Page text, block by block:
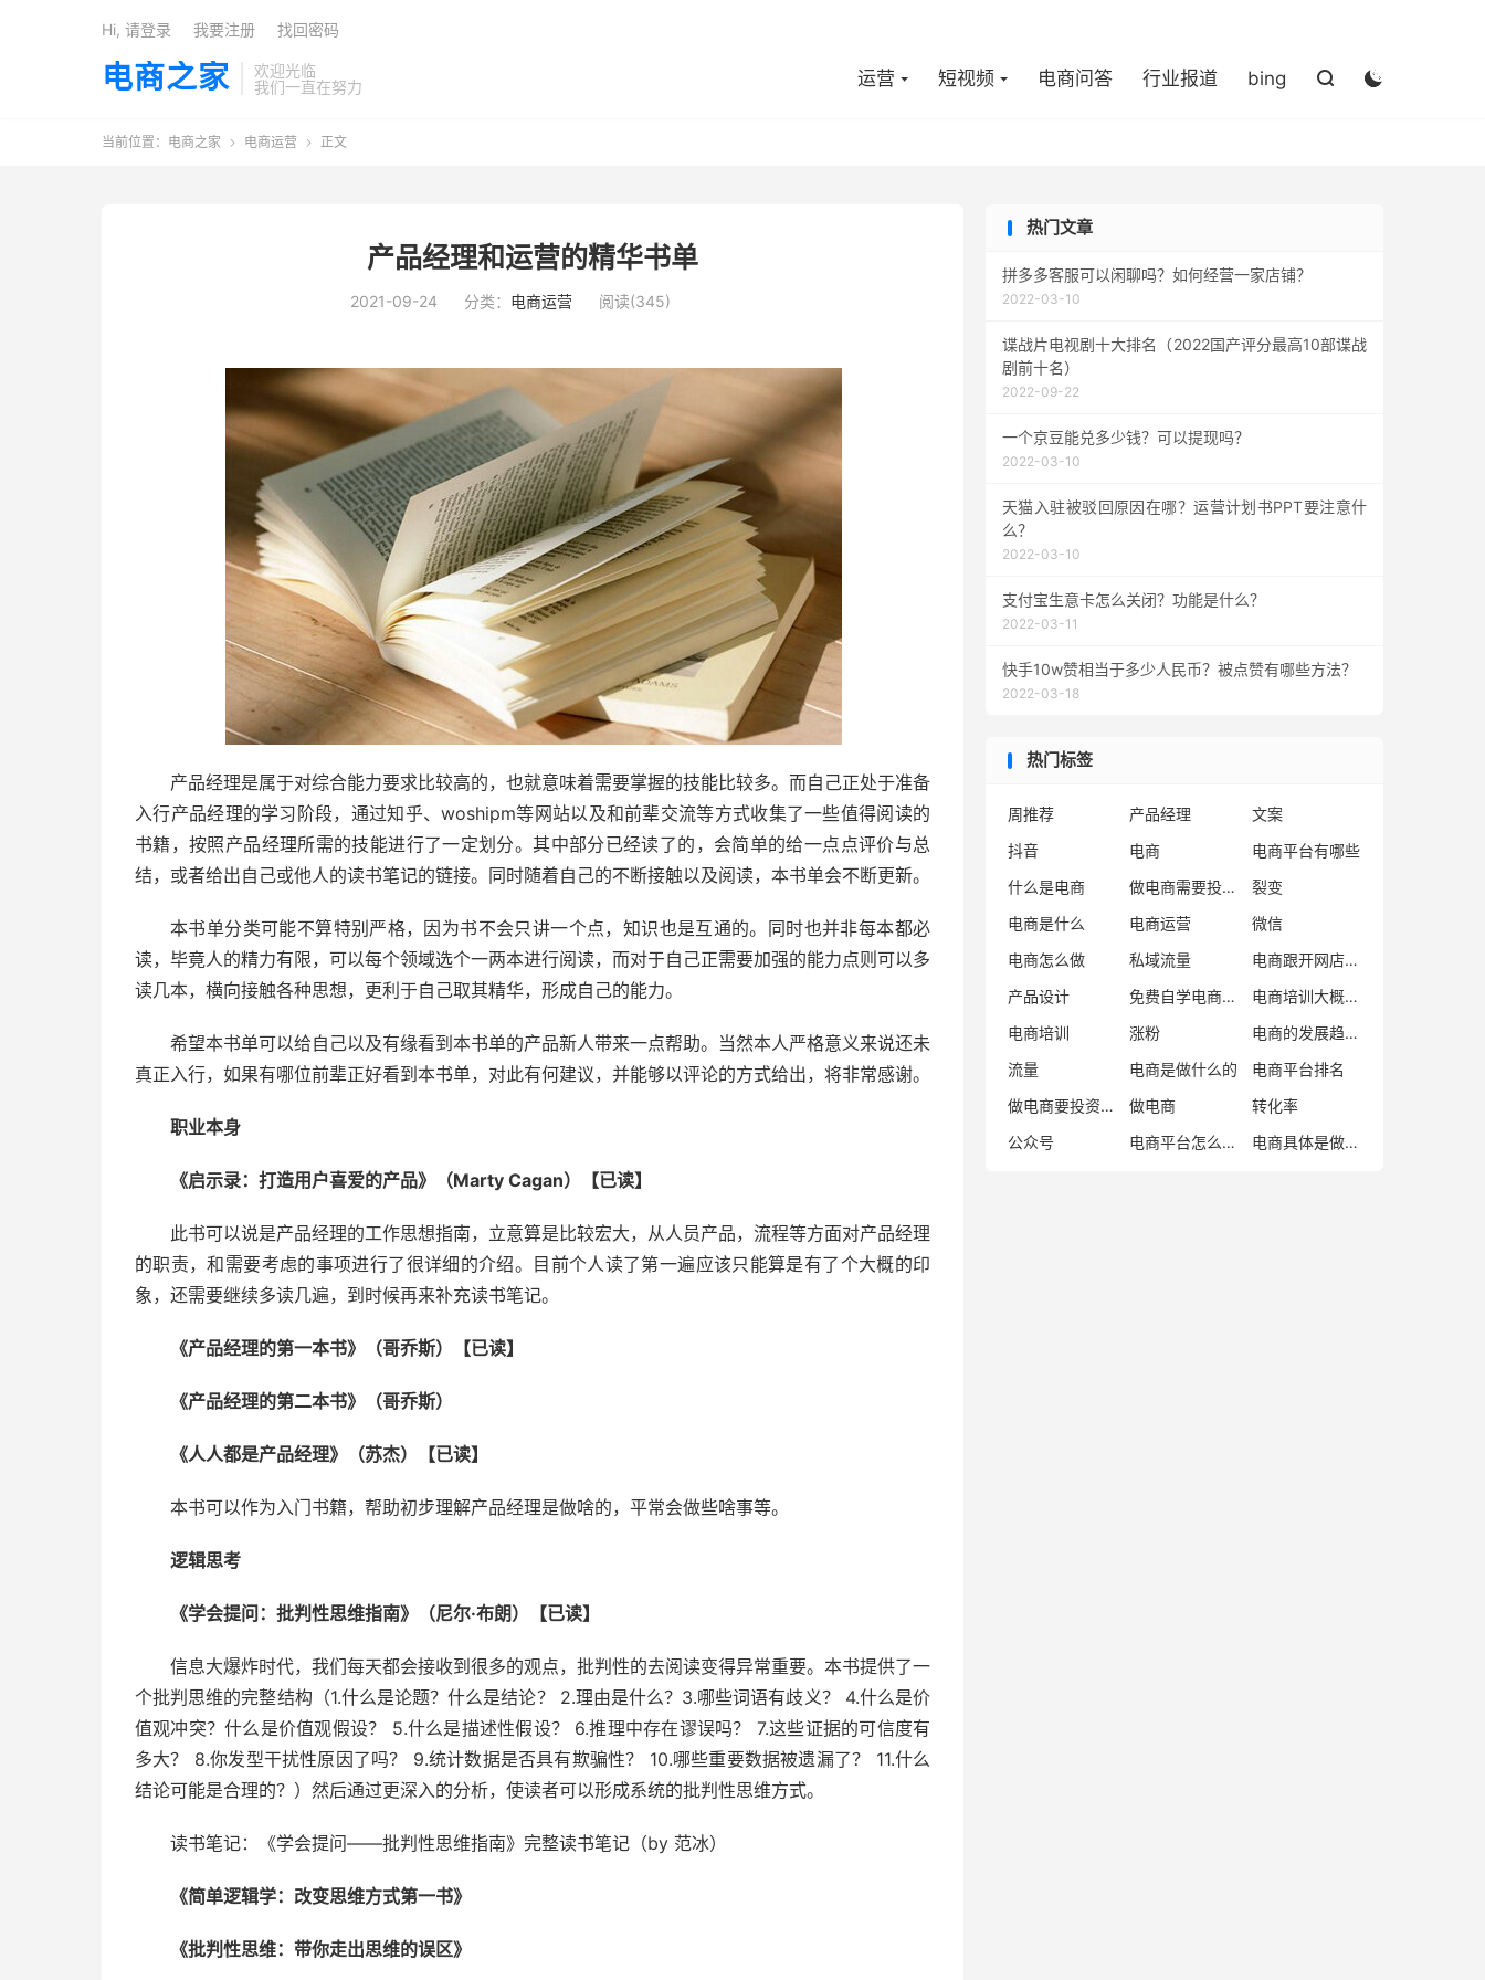
电商之家
欢迎光临
我们一直在努力
运营 短视频 电商问答 行业报道 bing  
Hi, 请登录 我要注册 找回密码
当前位置： 电商之家  电商运营  正文
产品经理和运营的精华书单
2021-09-24 分类： 电商运营 阅读(345)
产品经理是属于对综合能力要求比较高的，也就意味着需要掌握的技能比较多。而自己正处于准备
入行产品经理的学习阶段，通过知乎、woshipm等网站以及和前辈交流等方式收集了一些值得阅读的
书籍，按照产品经理所需的技能进行了一定划分。其中部分已经读了的，会简单的给一点点评价与总
结，或者给出自己或他人的读书笔记的链接。同时随着自己的不断接触以及阅读，本书单会不断更新。
本书单分类可能不算特别严格，因为书不会只讲一个点，知识也是互通的。同时也并非每本都必
读，毕竟人的精力有限，可以每个领域选个一两本进行阅读，而对于自己正需要加强的能力点则可以多
读几本，横向接触各种思想，更利于自己取其精华，形成自己的能力。
希望本书单可以给自己以及有缘看到本书单的产品新人带来一点帮助。当然本人严格意义来说还未
真正入行，如果有哪位前辈正好看到本书单，对此有何建议，并能够以评论的方式给出，将非常感谢。
职业本身
《启示录：打造用户喜爱的产品》（Marty Cagan）【已读】
此书可以说是产品经理的工作思想指南，立意算是比较宏大，从人员产品，流程等方面对产品经理
的职责，和需要考虑的事项进行了很详细的介绍。目前个人读了第一遍应该只能算是有了个大概的印
象，还需要继续多读几遍，到时候再来补充读书笔记。
《产品经理的第一本书》（哥乔斯）【已读】
《产品经理的第二本书》（哥乔斯）
《人人都是产品经理》（苏杰）【已读】
本书可以作为入门书籍，帮助初步理解产品经理是做啥的，平常会做些啥事等。
逻辑思考
《学会提问：批判性思维指南》（尼尔·布朗）【已读】
信息大爆炸时代，我们每天都会接收到很多的观点，批判性的去阅读变得异常重要。本书提供了一
个批判思维的完整结构（1.什么是论题？什么是结论？ 2.理由是什么？3.哪些词语有歧义？ 4.什么是价
值观冲突？什么是价值观假设？ 5.什么是描述性假设？ 6.推理中存在谬误吗？ 7.这些证据的可信度有
多大？ 8.你发型干扰性原因了吗？ 9.统计数据是否具有欺骗性？ 10.哪些重要数据被遗漏了？ 11.什么
结论可能是合理的？）然后通过更深入的分析，使读者可以形成系统的批判性思维方式。
读书笔记：《学会提问——批判性思维指南》完整读书笔记（by 范冰）
《简单逻辑学：改变思维方式第一书》
《批判性思维：带你走出思维的误区》
热门文章
拼多多客服可以闲聊吗？如何经营一家店铺？
2022-03-10
谍战片电视剧十大排名（2022国产评分最高10部谍战
剧前十名）
2022-09-22
一个京豆能兑多少钱？可以提现吗？
2022-03-10
天猫入驻被驳回原因在哪？运营计划书PPT要注意什
么？
2022-03-10
支付宝生意卡怎么关闭？功能是什么？
2022-03-11
快手10w赞相当于多少人民币？被点赞有哪些方法？
2022-03-18
热门标签
周推荐 产品经理
文案
抖音
电商
电商平台有哪些
什么是电商
做电商需要投资多少钱
裂变
电商是什么
电商运营
微信
电商怎么做
私域流量
电商跟开网店是一样吗
产品设计
免费自学电商教程
电商培训大概多少学费
电商培训
涨粉
电商的发展趋势与未来
流量
电商是做什么的
电商平台排名
做电商要投资多少钱
做电商
转化率
公众号
电商平台怎么加入 电商具体是做什么的